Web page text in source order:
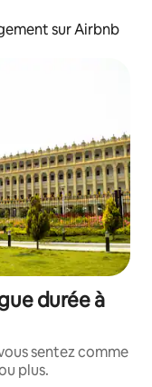
sur Airbnb
durée à
sentez comme
plus.